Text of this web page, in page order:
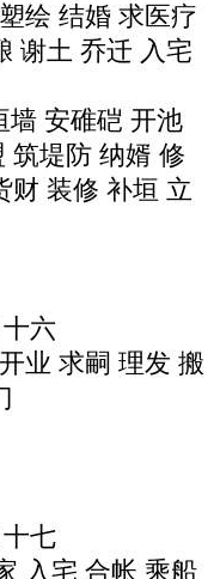
绘 结婚 求医疗
谢土 乔迁 入宅
墙 安碓硙 开池
筑堤防 纳婿 修
财 装修 补垣 立
六
业 求嗣 理发 搬
七
入宅 合帐 乘船